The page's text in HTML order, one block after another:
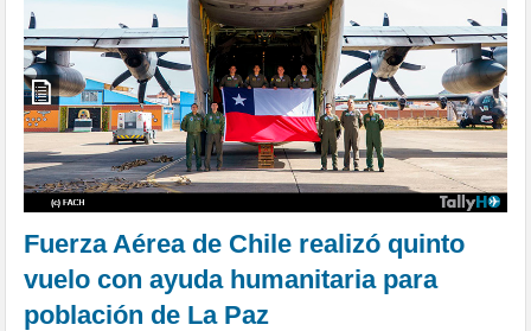
Fuerza Aérea de Chile realizó quinto
vuelo con ayuda humanitaria para
población de La Paz